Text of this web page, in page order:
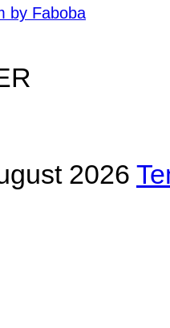
by Faboba
2026